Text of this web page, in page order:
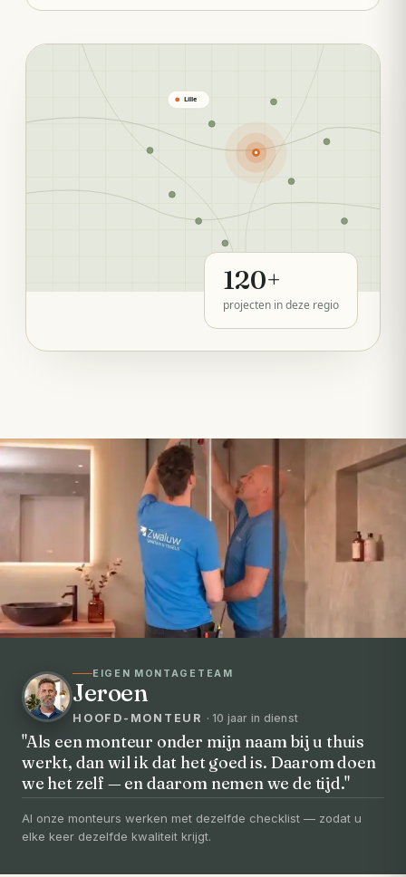
Lille
120+
projecten in deze regio
EIGEN MONTAGETEAM
Jeroen
HOOFD-MONTEUR · 10 jaar in dienst
"Als een monteur onder mijn naam bij u thuis
werkt, dan wil ik dat het goed is. Daarom doen
we het zelf — en daarom nemen we de tijd."
Al onze monteurs werken met dezelfde checklist — zodat u
elke keer dezelfde kwaliteit krijgt.
VOORHEEN → NA
Uw badkamer, volledig vernieuwd in
3-5 dagen
levertijd van slechts 4 weken.